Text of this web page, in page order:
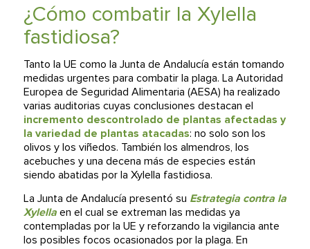
¿Cómo combatir la Xylella
fastidiosa?
Tanto la UE como la Junta de Andalucía están tomando
medidas urgentes para combatir la plaga. La Autoridad
Europea de Seguridad Alimentaria (AESA) ha realizado
varias auditorias cuyas conclusiones destacan el
incremento descontrolado de plantas afectadas y
la variedad de plantas atacadas: no solo son los
olivos y los viñedos. También los almendros, los
acebuches y una decena más de especies están
siendo abatidas por la Xylella fastidiosa.
La Junta de Andalucía presentó su Estrategia contra la
Xylellaen el cual se extreman las medidas ya
contempladas por la UE y reforzando la vigilancia ante
los posibles focos ocasionados por la plaga. En